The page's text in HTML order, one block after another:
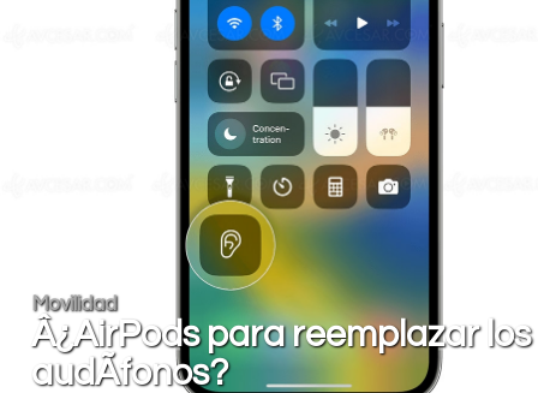
Movilidad
Â¿AirPods para reemplazar los
audÃ­fonos?